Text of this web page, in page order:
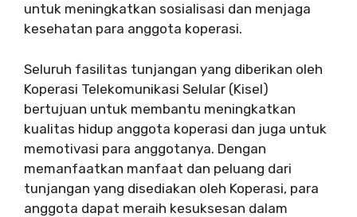
untuk meningkatkan sosialisasi dan menjaga
kesehatan para anggota koperasi.
Seluruh fasilitas tunjangan yang diberikan oleh
Koperasi Telekomunikasi Selular (Kisel)
bertujuan untuk membantu meningkatkan
kualitas hidup anggota koperasi dan juga untuk
memotivasi para anggotanya. Dengan
memanfaatkan manfaat dan peluang dari
tunjangan yang disediakan oleh Koperasi, para
anggota dapat meraih kesuksesan dalam